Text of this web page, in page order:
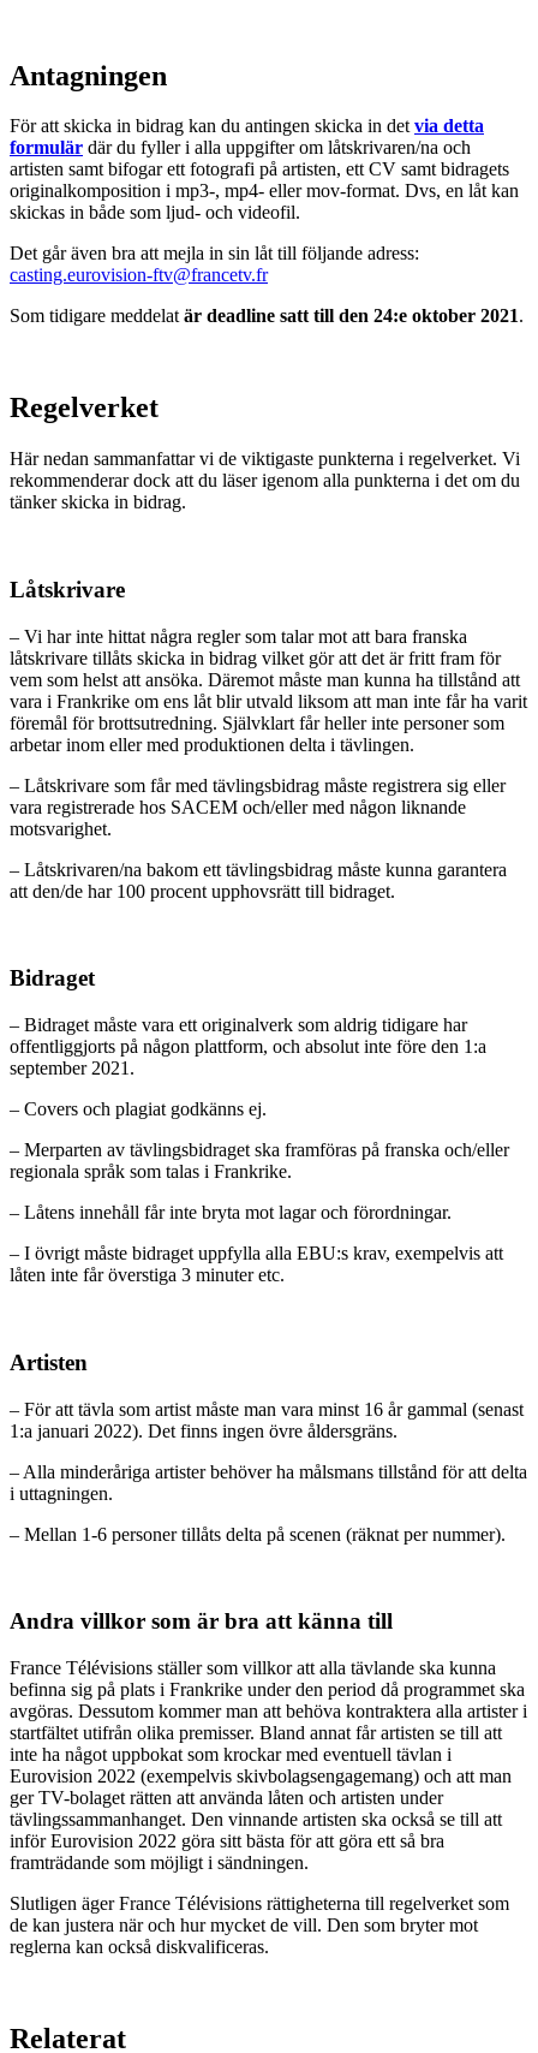
Antagningen
För att skicka in bidrag kan du antingen skicka in detvia detta
formulär där du fyller i alla uppgifter om låtskrivaren/na och
artisten samt bifogar ett fotografi på artisten, ett CV samt bidragets
originalkomposition i mp3-, mp4- eller mov-format. Dvs, en låt kan
skickas in både som ljud- och videofil.
Det går även bra att mejla in sin låt till följande adress:
casting.eurovision-ftv@francetv.fr
Som tidigare meddelatär deadline satt till den 24:e oktober 2021.
Regelverket
Här nedan sammanfattar vi de viktigaste punkterna i regelverket. Vi
rekommenderar dock att du läser igenom alla punkterna i det om du
tänker skicka in bidrag.
Låtskrivare
– Vi har inte hittat några regler som talar mot att bara franska
låtskrivare tillåts skicka in bidrag vilket gör att det är fritt fram för
vem som helst att ansöka. Däremot måste man kunna ha tillstånd att
vara i Frankrike om ens låt blir utvald liksom att man inte får ha varit
föremål för brottsutredning. Självklart får heller inte personer som
arbetar inom eller med produktionen delta i tävlingen.
– Låtskrivare som får med tävlingsbidrag måste registrera sig eller
vara registrerade hos SACEM och/eller med någon liknande
motsvarighet.
– Låtskrivaren/na bakom ett tävlingsbidrag måste kunna garantera
att den/de har 100 procent upphovsrätt till bidraget.
Bidraget
– Bidraget måste vara ett originalverk som aldrig tidigare har
offentliggjorts på någon plattform, och absolut inte före den 1:a
september 2021.
– Covers och plagiat godkänns ej.
– Merparten av tävlingsbidraget ska framföras på franska och/eller
regionala språk som talas i Frankrike.
– Låtens innehåll får inte bryta mot lagar och förordningar.
– I övrigt måste bidraget uppfylla alla EBU:s krav, exempelvis att
låten inte får överstiga 3 minuter etc.
Artisten
– För att tävla som artist måste man vara minst 16 år gammal (senast
1:a januari 2022). Det finns ingen övre åldersgräns.
– Alla minderåriga artister behöver ha målsmans tillstånd för att delta
i uttagningen.
– Mellan 1-6 personer tillåts delta på scenen (räknat per nummer).
Andra villkor som är bra att känna till
France Télévisions ställer som villkor att alla tävlande ska kunna
befinna sig på plats i Frankrike under den period då programmet ska
avgöras. Dessutom kommer man att behöva kontraktera alla artister i
startfältet utifrån olika premisser. Bland annat får artisten se till att
inte ha något uppbokat som krockar med eventuell tävlan i
Eurovision 2022 (exempelvis skivbolagsengagemang) och att man
ger TV-bolaget rätten att använda låten och artisten under
tävlingssammanhanget. Den vinnande artisten ska också se till att
inför Eurovision 2022 göra sitt bästa för att göra ett så bra
framträdande som möjligt i sändningen.
Slutligen äger France Télévisions rättigheterna till regelverket som
de kan justera när och hur mycket de vill. Den som bryter mot
reglerna kan också diskvalificeras.
Relaterat